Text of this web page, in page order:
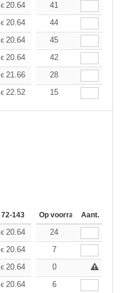
€ 20.64 19.48
41
€ 20.64 19.48
44
€ 20.64 19.48
45
€ 20.64 19.48
42
€ 21.66 20.44
28
€ 22.52 21.25
15
72-143 144-287 288 + Meer
Op voorraadAant.
€ 20.64 19.48
24
€ 20.64 19.48
7
€ 20.64 19.48
0
€ 20.64 19.48
6